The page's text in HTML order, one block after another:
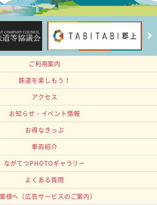
ご利用案内
鉄道を楽しもう！
アクセス
お知らせ・イベント情報
お得なきっぷ
車両紹介
ながてつPHOTOギャラリー
よくある質問
様へ （広告サービスのご案内）